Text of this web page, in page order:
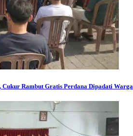
Cukur Rambut Gratis Perdana Dipadati Warga